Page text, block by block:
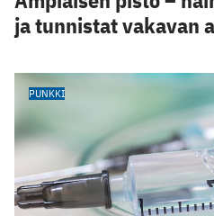
ja tunnistat vakavan
PUNKKI